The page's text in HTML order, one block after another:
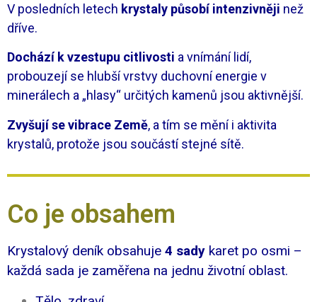
V posledních letech krystaly působí intenzivněji než
dříve.
Dochází k vzestupu citlivosti a vnímání lidí,
probouzejí se hlubší vrstvy duchovní energie v
minerálech a „hlasy“ určitých kamenů jsou aktivnější.
Zvyšují se vibrace Země, a tím se mění i aktivita
krystalů, protože jsou součástí stejné sítě.
Co je obsahem
Krystalový deník obsahuje 4 sady karet po osmi –
každá sada je zaměřena na jednu životní oblast.